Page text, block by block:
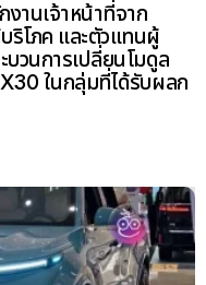
งานเจ้าหน้าที่จาก
ริโภค และตัวแทนผู้
บวนการเปลี่ยนโมดูล
ในกลุ่มที่ได้รับผลก